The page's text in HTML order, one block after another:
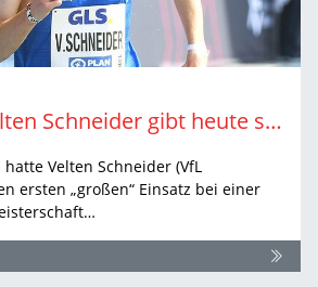
Olympia | Velten Schneider gibt heute sein Olympia-Debüt
Velten Schneider (VfL
ersten „großen“ Einsatz bei einer